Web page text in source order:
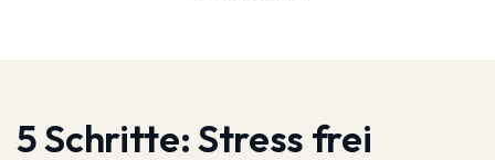
5 Schritte:Stress frei